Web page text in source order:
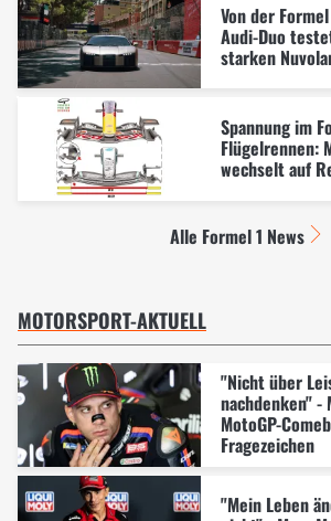
Von der
Audi-Duo
starken
Spannung im
Flügelrennen:
wechselt auf
Alle Formel 1 News
MOTORSPORT-AKTUELL
"Nicht über
nachdenken" -
MotoGP-
Fragezeichen
"Mein Leben